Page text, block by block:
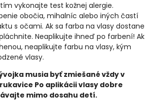
vykonajte test kožnej alergie.
obočia, mihalníc alebo iných častí
s očami. Ak sa farba na vlasy dostane
Neaplikujte ihneď po farbení! Ak
neaplikujte farbu na vlasy, kým
vlasy.
musia byť zmiešané vždy v
rukavice Po aplikácii vlasy dobre
mimo dosahu detí.